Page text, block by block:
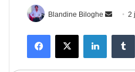
Blandine Biloghe
courriel
2
FacebookX Linkedin